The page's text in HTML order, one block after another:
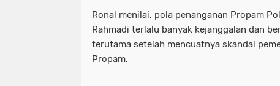
Ronal menilai, pola penanganan Propam
Rahmadi terlalu banyak kejanggalan dan
terutama setelah mencuatnya skandal
Propam.